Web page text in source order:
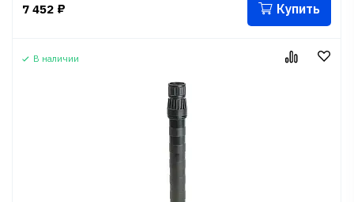
7 452 ₽ Купить
В наличии